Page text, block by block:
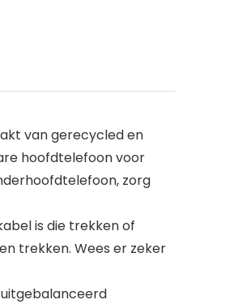
van gerecycled en
hoofdtelefoon voor
zorg
is die trekken of
trekken. Wees er zeker